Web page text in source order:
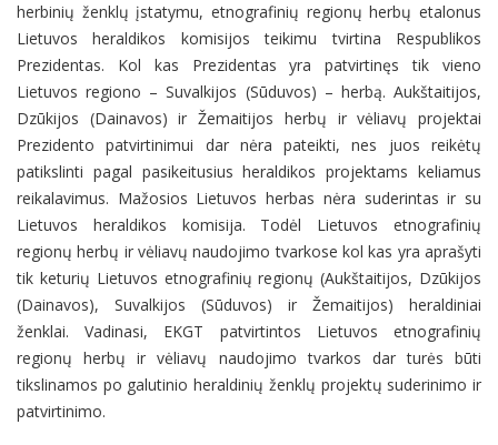
herbinių ženklų įstatymu, etnografinių regionų herbų etalonus
Lietuvos heraldikos komisijos teikimu tvirtina Respublikos
Prezidentas. Kol kas Prezidentas yra patvirtinęs tik vieno
Lietuvos regiono – Suvalkijos (Sūduvos) – herbą. Aukštaitijos,
Dzūkijos (Dainavos) ir Žemaitijos herbų ir vėliavų projektai
Prezidento patvirtinimui dar nėra pateikti, nes juos reikėtų
patikslinti pagal pasikeitusius heraldikos projektams keliamus
reikalavimus. Mažosios Lietuvos herbas nėra suderintas ir su
Lietuvos heraldikos komisija. Todėl Lietuvos etnografinių
regionų herbų ir vėliavų naudojimo tvarkose kol kas yra aprašyti
tik keturių Lietuvos etnografinių regionų (Aukštaitijos, Dzūkijos
(Dainavos), Suvalkijos (Sūduvos) ir Žemaitijos) heraldiniai
ženklai. Vadinasi, EKGT patvirtintos Lietuvos etnografinių
regionų herbų ir vėliavų naudojimo tvarkos dar turės būti
tikslinamos po galutinio heraldinių ženklų projektų suderinimo ir
patvirtinimo.